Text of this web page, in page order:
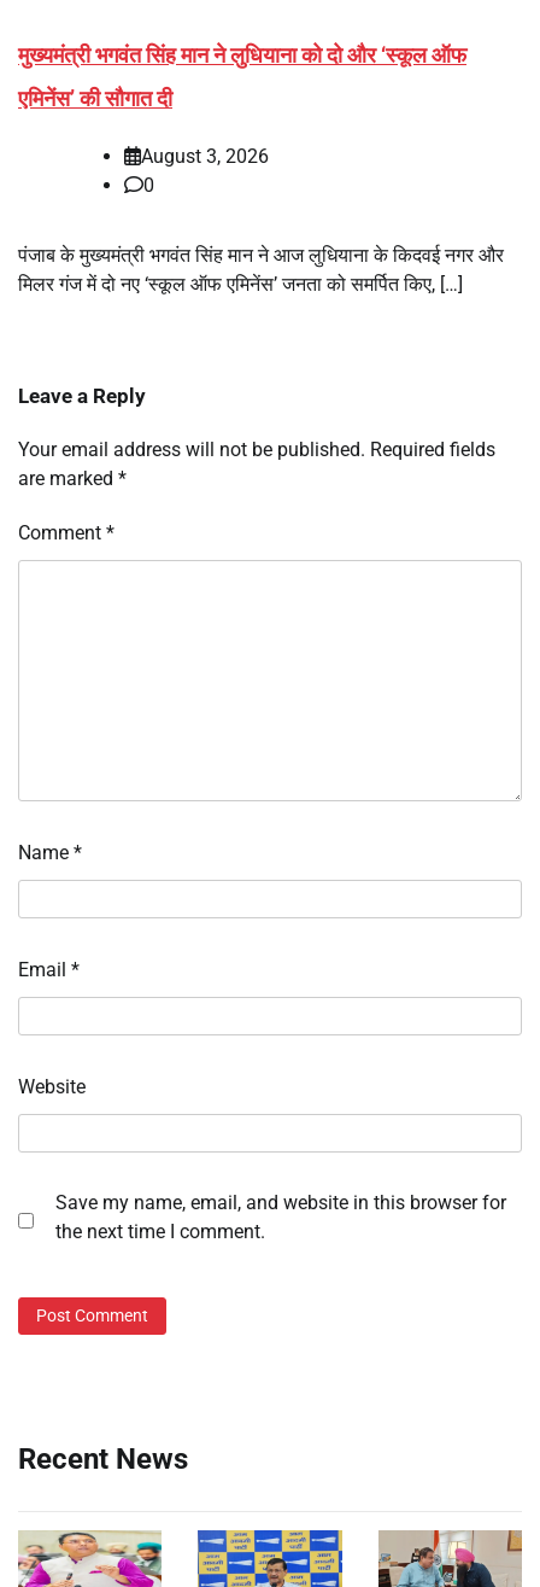
मुख्यमंत्री भगवंत सिंह मान ने लुधियाना को दो और ‘स्कूल ऑफ
एमिनेंस’ की सौगात दी
August 3, 2026
0
पंजाब के मुख्यमंत्री भगवंत सिंह मान ने आज लुधियाना के किदवई नगर और
मिलर गंज में दो नए ‘स्कूल ऑफ एमिनेंस’ जनता को समर्पित किए, […]
Leave a Reply
Your email address will not be published. Required fields
are marked *
Comment *
Name *
Email *
Website
Save my name, email, and website in this browser for
the next time I comment.
Recent News